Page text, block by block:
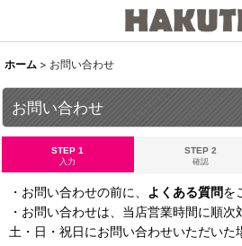
ホーム > お問い合わせ
お問い合わせ
STEP 1
入力
STEP 2
確認
・お問い合わせの前に、 よくある質問を
・お問い合わせは、当店営業時間に順次
土・日・祝日にお問い合わせいただいた